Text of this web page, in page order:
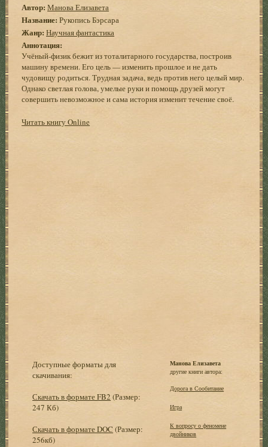
Автор: Манова Елизавета
Название: Рукопись Бэрсара
Жанр: Научная фантастика
Аннотация:
Учёный-физик бежит из тоталитарного государства, построив
машину времени. Его цель — изменить прошлое и не дать
чудовищу родиться. Трудная задача, ведь против него целый мир.
Однако светлая голова, умелые руки и помощь друзей могут
совершить невозможное и сама история изменит течение своё.
Читать книгу Online
Доступные форматы для
скачивания:
Скачать в формате FB2 (Размер:
247 Кб)
Скачать в формате DOC (Размер:
256кб)
Манова Елизавета
другие книги автора:
Дорога в Сообитание
Игра
К вопросу о феномене
двойников